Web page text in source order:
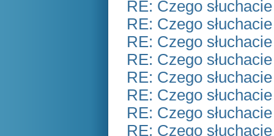
RE: Czego
RE: Czego
RE: Czego
RE: Czego
RE: Czego
RE: Czego
RE: Czego
RE: Czego